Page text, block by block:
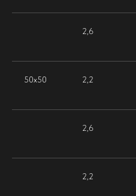
2,6
50х50 2,2
2,6
2,2